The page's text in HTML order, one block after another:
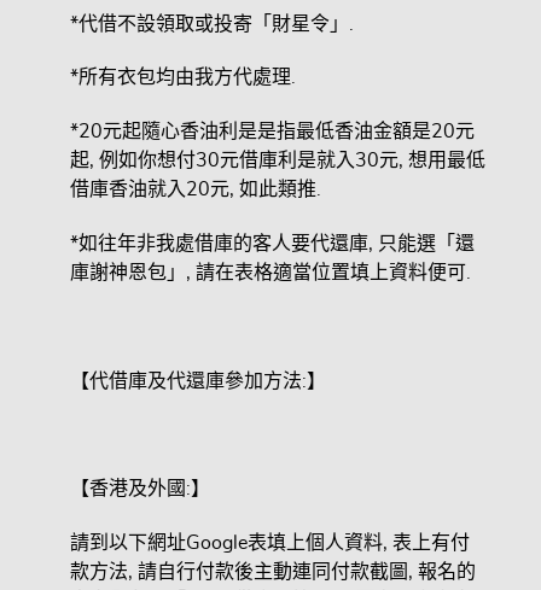
*代借不設領取或投寄「財星令」.
*所有衣包均由我方代處理.
*20元起隨心香油利是是指最低香油金額是20元
起, 例如你想付30元借庫利是就入30元, 想用最低
借庫香油就入20元, 如此類推.
*如往年非我處借庫的客人要代還庫, 只能選「還
庫謝神恩包」, 請在表格適當位置填上資料便可.
【代借庫及代還庫參加方法:】
【香港及外國:】
請到以下網址Google表填上個人資料, 表上有付
款方法, 請自行付款後主動連同付款截圖, 報名的